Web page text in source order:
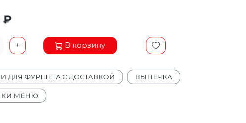
₽
+ В корзину
ДЛЯ ФУРШЕТА С ДОСТАВКОЙ ВЫПЕЧКА
МЕНЮ